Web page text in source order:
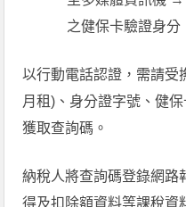
之健保卡驗證身
以行動電話認證，需請受
月租)、身分證字號、健
獲取查詢碼。
納稅人將查詢碼登錄網路
得及扣除額資料等課稅資